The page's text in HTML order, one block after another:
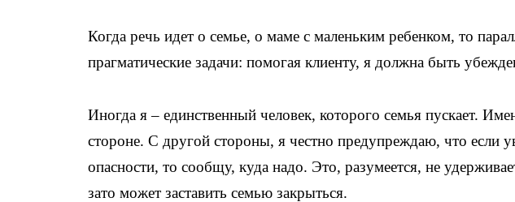
Когда речь идет о семье, о маме с маленьким ребенком, то
прагматические задачи: помогая клиенту, я должна быть
Иногда я – единственный человек, которого семья пускает.
стороне. С другой стороны, я честно предупреждаю, что если
опасности, то сообщу, куда надо. Это, разумеется, не
зато может заставить семью закрыться.